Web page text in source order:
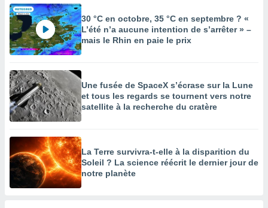
30 °C en octobre, 35 °C en septembre ? «
L’été n’a aucune intention de s’arrêter » –
mais le Rhin en paie le prix
Une fusée de SpaceX s’écrase sur la Lune
et tous les regards se tournent vers notre
satellite à la recherche du cratère
La Terre survivra-t-elle à la disparition du
Soleil ? La science réécrit le dernier jour de
notre planète